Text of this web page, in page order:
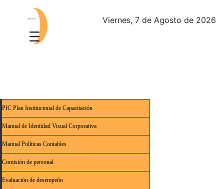
Viernes, 7 de Agosto de 2026
PIC Plan Institucional de Capacitación
Manual de Identidad Visual Corporativa
Manual Políticas Contables
Comisión de personal
Evaluación de desempeño